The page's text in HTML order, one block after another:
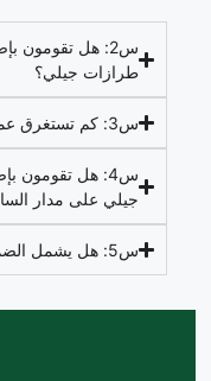
س2: هل تقومون
طرازات جيلي؟
س3: كم تستغرق عملية إصلاح مكيفات جيلي؟
س4: هل تقومون
جيلي على مدار
س5: هل يشمل الضمان إصلاحات مكيف الهواء الخاص بك؟